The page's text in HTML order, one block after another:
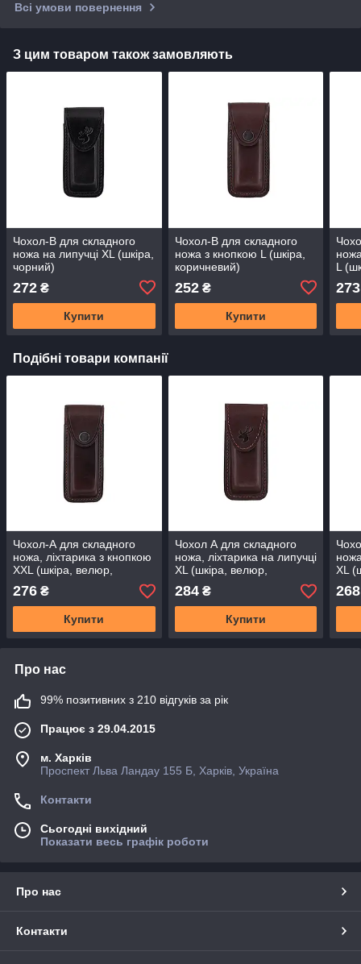
Всі умови повернення
З цим товаром також замовляють
Чохол-В для складного
ножа на липучці XL (шкіра,
чорний)
272 ₴
Купити
Чохол-В для складного
ножа з кнопкою L (шкіра,
коричневий)
252₴
Купити
L
273
Подібні товари компанії
Чохол-А для складного
ножа, ліхтарика з кнопкою
XXL (шкіра, велюр,
коричневий)
276 ₴
Купити
Чохол А для складного
ножа, ліхтарика на липучці
XL (шкіра, велюр,
коричневий)
284₴
Купити
XL
268
Про нас
99% позитивних з 210 відгуків за рік
Працює з 29.04.2015
м. Харків
Проспект Льва Ландау 155 Б, Харків, Україна
Контакти
Сьогодні вихідний
Показати весь графік роботи
Про нас
Контакти